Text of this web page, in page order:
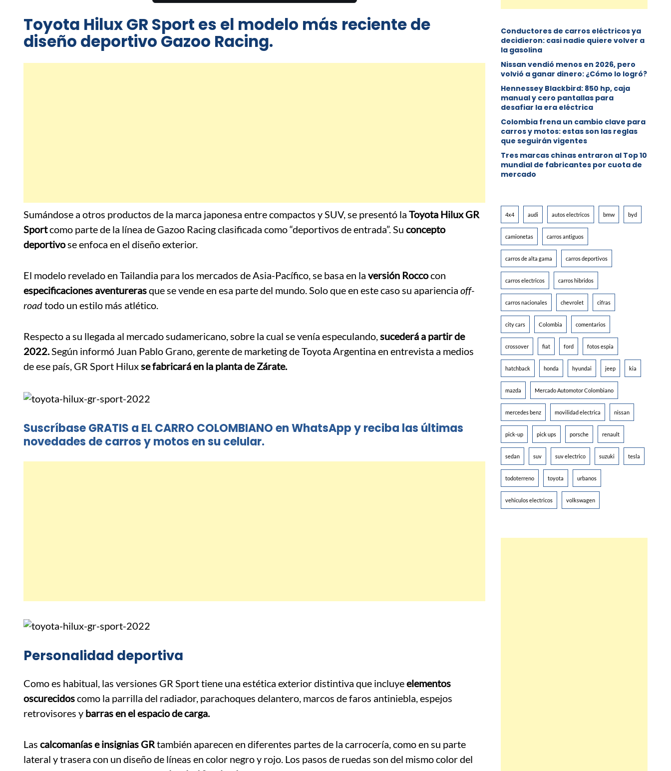
Toyota Hilux GR Sport es el modelo más reciente de
diseño deportivo Gazoo Racing.
Sumándose a otros productos de la marca japonesa entre compactos y SUV, se presentó la Toyota Hilux GR
Sportcomo parte de la línea de Gazoo Racing clasificada como “deportivos de entrada”. Su concepto
deportivose enfoca en el diseño exterior.
El modelo revelado en Tailandia para los mercados de Asia-Pacífico, se basa en la versión Roccocon
especificaciones aventurerasque se vende en esa parte del mundo. Solo que en este caso su apariencia off-
roadtodo un estilo más atlético.
Respecto a su llegada al mercado sudamericano, sobre la cual se venía especulando,sucederá a partir de
2022.Según informó Juan Pablo Grano, gerente de marketing de Toyota Argentina en entrevista a medios
de ese país, GR Sport Hiluxse fabricará en la planta de Zárate.
Suscríbase GRATIS a EL CARRO COLOMBIANO en WhatsApp y reciba las últimas
novedades de carros y motos en su celular.
Personalidad deportiva
Como es habitual, las versiones GR Sport tiene una estética exterior distintiva que incluyeelementos
oscurecidoscomo la parrilla del radiador, parachoques delantero, marcos de faros antiniebla, espejos
retrovisores y barras en el espacio de carga.
Las calcomanías e insignias GRtambién aparecen en diferentes partes de la carrocería, como en su parte
lateral y trasera con un diseño de líneas en color negro y rojo. Los pasos de ruedas son del mismo color del
Conductores de carros eléctricos ya
decidieron: casi nadie quiere volver a
la gasolina
Nissan vendió menos en 2026, pero
volvió a ganar dinero: ¿Cómo lo logró?
Hennessey Blackbird: 850 hp, caja
manual y cero pantallas para
desafiar la era eléctrica
Colombia frena un cambio clave para
carros y motos: estas son las reglas
que seguirán vigentes
Tres marcas chinas entraron al Top 10
mundial de fabricantes por cuota de
mercado
4x4 audi autos electricos bmw byd
camionetas carros antiguos
carros de alta gama carros deportivos
carros electricos carros hibridos
carros nacionales chevrolet cifras
city cars Colombia comentarios
crossover fiat ford fotos espia
hatchback honda hyundai jeep kia
mazda Mercado Automotor Colombiano
mercedes benz movilidad electrica nissan
pick-up pick ups porsche renault
sedan suv suv electrico suzuki tesla
todoterreno toyota urbanos
vehiculos electricos volkswagen